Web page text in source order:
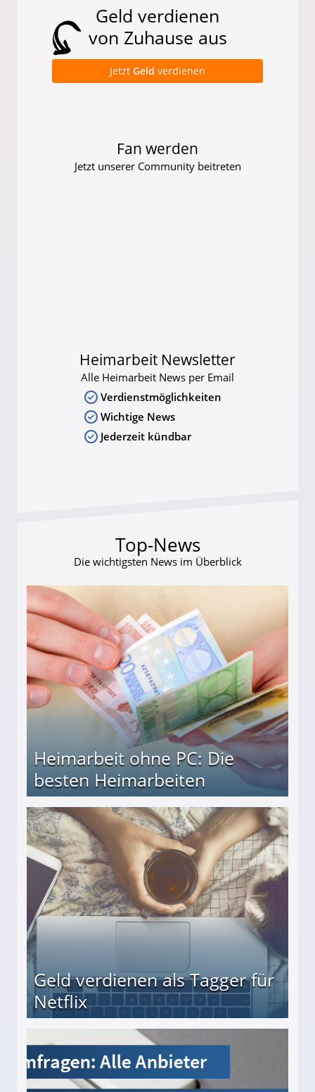
Geld verdienen
von Zuhause aus
Jetzt Geld verdienen
Fan werden
Jetzt unserer Community beitreten
Heimarbeit Newsletter
Alle Heimarbeit News per Email
Verdienstmöglichkeiten
Wichtige News
Jederzeit kündbar
Top-News
Die wichtigsten News im Überblick
Heimarbeit ohne PC: Die
besten Heimarbeiten
Geld verdienen als Tagger für
Netflix